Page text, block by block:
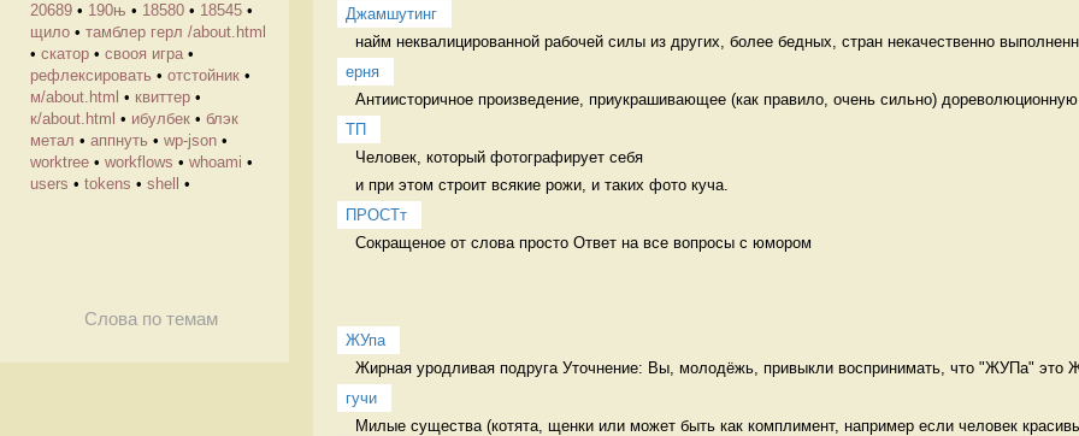
20689 • 190њ • 18580 • 18545 •
щило • тамблер герл /about.html
• скатор • свооя игра •
рефлексировать • отстойник •
м/about.html • квиттер •
к/about.html • ибулбек • блэк
метал • аппнуть • wp-json •
worktree • workflows • whoami •
users • tokens • shell •
Слова по темам
Джамшутинг
найм неквалицированной рабочей силы из других, более бедных, стран некачественно
ерня
Антиисторичное произведение, приукрашивающее (как правило, очень сильно) дореволюционную
ТП
Человек, который фотографирует себя
и при этом строит всякие рожи, и таких фото куча.
ПРОСТт
Сокращеное от слова просто Ответ на все вопросы с юмором
ЖУпа
Жирная уродливая подруга Уточнение: Вы, молодёжь, привыкли воспринимать, что "ЖУПа" это
гучи
Милые существа (котята, щенки или может быть как комплимент, например если человек